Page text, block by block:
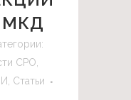
СРО
Статьи